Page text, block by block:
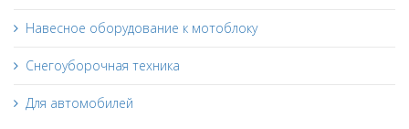
Навесное оборудование к мотоблоку
Снегоуборочная техника
Для автомобилей